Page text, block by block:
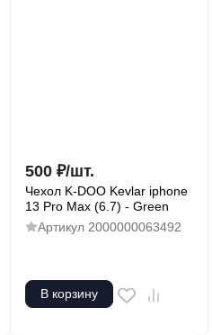
500 ₽/шт.
Чехол K-DOO Kevlar iphone
13 Pro Max (6.7) - Green
Артикул 2000000063492
В корзину